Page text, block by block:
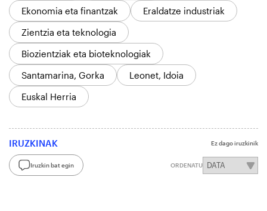
Ekonomia eta finantzak
Eraldatze industriak
Zientzia eta teknologia
Biozientziak eta bioteknologiak
Santamarina, Gorka
Leonet, Idoia
Euskal Herria
IRUZKINAK Ez dago iruzkinik
Iruzkin bat egin ORDENATU